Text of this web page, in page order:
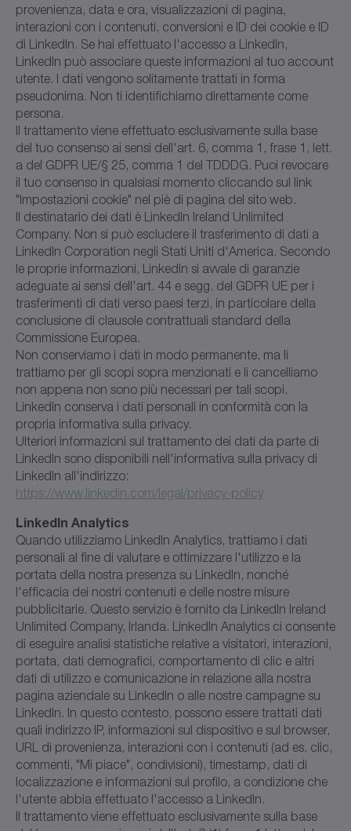
provenienza, data e ora, visualizzazioni di pagina,
interazioni con i contenuti, conversioni e ID dei cookie e ID
di LinkedIn. Se hai effettuato l'accesso a LinkedIn,
LinkedIn può associare queste informazioni al tuo account
utente. I dati vengono solitamente trattati in forma
pseudonima. Non ti identifichiamo direttamente come
persona.
Il trattamento viene effettuato esclusivamente sulla base
del tuo consenso ai sensi dell'art. 6, comma 1, frase 1, lett.
a del GDPR UE/§ 25, comma 1 del TDDDG. Puoi revocare
il tuo consenso in qualsiasi momento cliccando sul link
"Impostazioni cookie" nel piè di pagina del sito web.
Il destinatario dei dati è LinkedIn Ireland Unlimited
Company. Non si può escludere il trasferimento di dati a
LinkedIn Corporation negli Stati Uniti d'America. Secondo
le proprie informazioni, LinkedIn si avvale di garanzie
adeguate ai sensi dell'art. 44 e segg. del GDPR UE per i
trasferimenti di dati verso paesi terzi, in particolare della
conclusione di clausole contrattuali standard della
Commissione Europea.
Non conserviamo i dati in modo permanente, ma li
trattiamo per gli scopi sopra menzionati e li cancelliamo
non appena non sono più necessari per tali scopi.
LinkedIn conserva i dati personali in conformità con la
propria informativa sulla privacy.
Ulteriori informazioni sul trattamento dei dati da parte di
LinkedIn sono disponibili nell'informativa sulla privacy di
LinkedIn all'indirizzo:
https://www.linkedin.com/legal/privacy-policy
LinkedIn Analytics
Quando utilizziamo LinkedIn Analytics, trattiamo i dati
personali al fine di valutare e ottimizzare l'utilizzo e la
portata della nostra presenza su LinkedIn, nonché
l'efficacia dei nostri contenuti e delle nostre misure
pubblicitarie. Questo servizio è fornito da LinkedIn Ireland
Unlimited Company, Irlanda. LinkedIn Analytics ci consente
di eseguire analisi statistiche relative a visitatori, interazioni,
portata, dati demografici, comportamento di clic e altri
dati di utilizzo e comunicazione in relazione alla nostra
pagina aziendale su LinkedIn o alle nostre campagne su
LinkedIn. In questo contesto, possono essere trattati dati
quali indirizzo IP, informazioni sul dispositivo e sul browser,
URL di provenienza, interazioni con i contenuti (ad es. clic,
commenti, "Mi piace", condivisioni), timestamp, dati di
localizzazione e informazioni sul profilo, a condizione che
l'utente abbia effettuato l'accesso a LinkedIn.
Il trattamento viene effettuato esclusivamente sulla base